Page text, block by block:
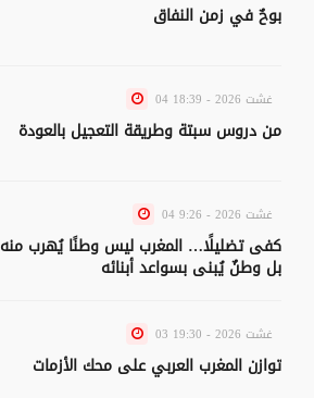
بوحٌ في زمن النفاق
04 غشت 2026 - 18:39
من دروس سبتة وطريقة التعجيل بالعودة
04 غشت 2026 - 9:26
كفى تضليلًا… المغرب ليس وطنًا يُهرب منه
بل وطنٌ يُبنى بسواعد أبنائه
03 غشت 2026 - 19:30
توازن المغرب العربي على محك الأزمات